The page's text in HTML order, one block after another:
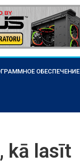
ОБЕСПЕЧЕНИЕ
kā lasīt